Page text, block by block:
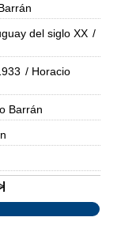
del siglo XX /
/ Horacio
Barrán